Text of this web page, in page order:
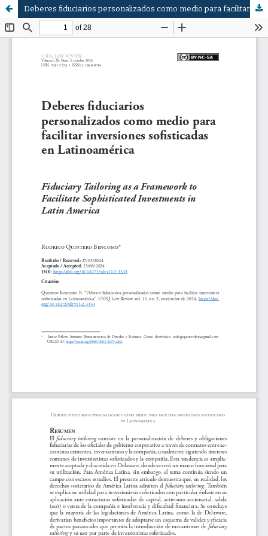
Deberes fiduciarios personalizados como medio para facilitar inversiones sofisticadas en Latinoamérica